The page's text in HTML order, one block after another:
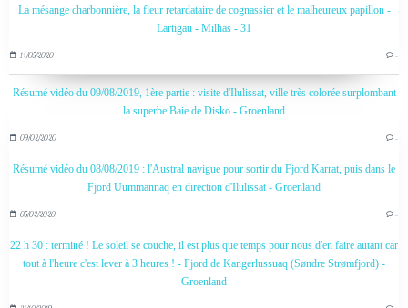
La mésange charbonnière, la fleur retardataire de cognassier et le malheureux papillon -
Lartigau - Milhas - 31
14/05/2020 …
Résumé vidéo du 09/08/2019, 1ère partie : visite d'Ilulissat, ville très colorée surplombant
la superbe Baie de Disko - Groenland
09/02/2020 …
Résumé vidéo du 08/08/2019 : l'Austral navigue pour sortir du Fjord Karrat, puis dans le
Fjord Uummannaq en direction d'Ilulissat - Groenland
05/02/2020 …
22 h 30 : terminé ! Le soleil se couche, il est plus que temps pour nous d'en faire autant car
tout à l'heure c'est lever à 3 heures ! - Fjord de Kangerlussuaq (Søndre Strømfjord) -
Groenland